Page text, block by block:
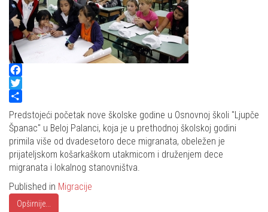
Facebook
Twitter
Share
Predstojeći početak nove školske godine u Osnovnoj školi "Ljupče
Španac" u Beloj Palanci, koja je u prethodnoj školskoj godini
primila više od dvadesetoro dece migranata, obeležen je
prijateljskom košarkaškom utakmicom i druženjem dece
migranata i lokalnog stanovništva.
Published in Migracije
Opširnije...